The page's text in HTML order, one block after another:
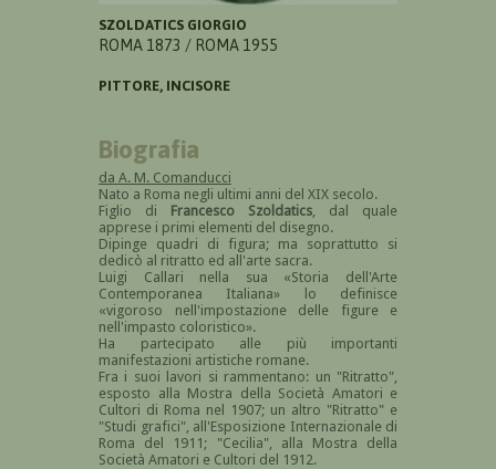
SZOLDATICS GIORGIO
ROMA 1873 / ROMA 1955
PITTORE, INCISORE
Biografia
da A. M. Comanducci
Nato a Roma negli ultimi anni del XIX secolo.
Figlio di Francesco Szoldatics , dal quale
apprese i primi elementi del disegno.
Dipinge quadri di figura; ma soprattutto si
dedicò al ritratto ed all'arte sacra.
Luigi Callari nella sua «Storia dell'Arte
Contemporanea Italiana» lo definisce
«vigoroso nell'impostazione delle figure e
nell'impasto coloristico».
Ha partecipato alle più importanti
manifestazioni artistiche romane.
Fra i suoi lavori si rammentano: un "Ritratto",
esposto alla Mostra della Società Amatori e
Cultori di Roma nel 1907; un altro "Ritratto" e
"Studi grafici", all'Esposizione Internazionale di
Roma del 1911; "Cecilia", alla Mostra della
Società Amatori e Cultori del 1912.